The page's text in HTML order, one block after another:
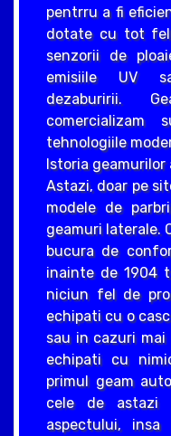
pentrru a fi
dotate cu tot
senzorii de
emisiile UV
dezaburirii.
comercializam
tehnologiile
Istoria geamurilor
Astazi, doar pe
modele de
geamuri laterale.
bucura de
inainte de 1904
niciun fel de
echipati cu o
sau in cazuri
echipati cu
primul geam
cele de astazi
aspectului,